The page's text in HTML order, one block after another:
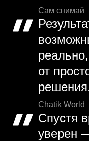
Сам снимай
от
Chatik World
Спустя
уверен